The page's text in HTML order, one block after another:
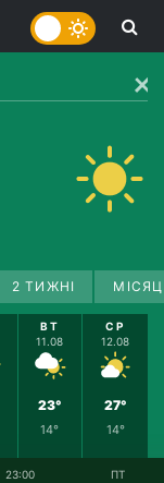
2 ТИЖНІ
ВТ
11.08
23°
14°
СР
12.08
27°
14°
23:00 ПТ